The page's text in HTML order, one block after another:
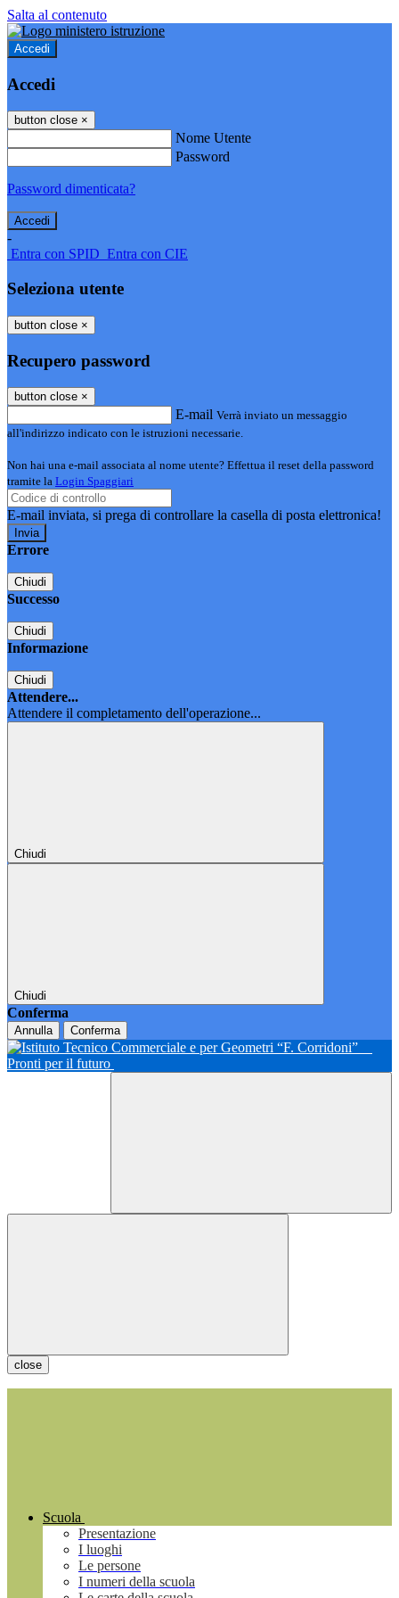
Salta al contenuto
Accedi
Accedi
button close ×
Nome Utente
Password
Password dimenticata?
-
Entra con SPID Entra con CIE
Seleziona utente
button close ×
Recupero password
button close ×
E-mail Verrà inviato un messaggio
all'indirizzo indicato con le istruzioni necessarie.
Non hai una e-mail associata al nome utente? Effettua il reset della password
tramite la Login Spaggiari
E-mail inviata, si prega di controllare la casella di posta elettronica!
Errore
Chiudi
Successo
Chiudi
Informazione
Chiudi
Attendere...
Attendere il completamento dell'operazione...
Chiudi
Chiudi
Conferma
Annulla Conferma
Pronti per il futuro
close
Scuola
Presentazione
I luoghi
Le persone
I numeri della scuola